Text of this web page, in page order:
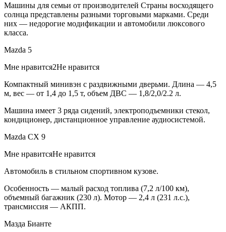
Машины для семьи от производителей Страны восходящего
солнца представлены разными торговыми марками. Среди
них — недорогие модификации и автомобили люксового
класса.
Mazda 5
Мне нравится2Не нравится
Компактный минивэн с раздвижными дверьми. Длина — 4,5
м, вес — от 1,4 до 1,5 т, объем ДВС — 1,8/2,0/2.2 л.
Машина имеет 3 ряда сидений, электроподъемники стекол,
кондиционер, дистанционное управление аудиосистемой.
Mazda CX 9
Мне нравитсяНе нравится
Автомобиль в стильном спортивном кузове.
Особенность — малый расход топлива (7,2 л/100 км),
объемный багажник (230 л). Мотор — 2,4 л (231 л.с.),
трансмиссия — АКПП.
Мазда Бианте